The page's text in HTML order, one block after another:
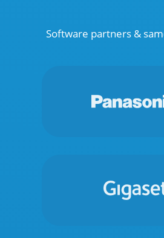
Software partners &